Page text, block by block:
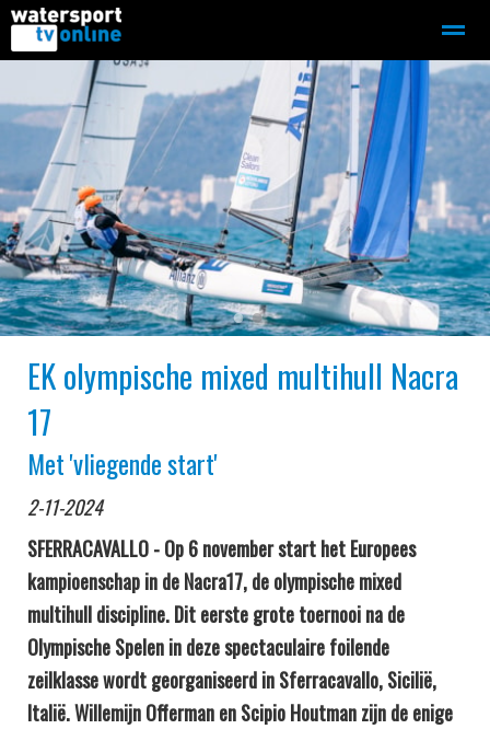
Motorboot-sloep Adverteren Redactie
Home Contact Bellen Zoeken
●●
EK olympische mixed multihull Nacra
17
Met 'vliegende start'
2-11-2024
SFERRACAVALLO -Op 6 november start het Europees
kampioenschap in de Nacra17, de olympische mixed
multihull discipline. Dit eerste grote toernooi na de
Olympische Spelen in deze spectaculaire foilende
zeilklasse wordt georganiseerd in Sferracavallo, Sicilië,
Italië. Willemijn Offerman en Scipio Houtman zijn de enige